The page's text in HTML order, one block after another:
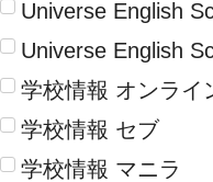
Universe English
Universe English
学校情報 オンライ
学校情報 セブ
学校情報 マニラ